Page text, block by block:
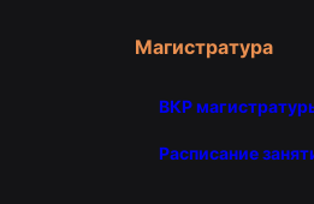
Магистратура
ВКР
Расписание